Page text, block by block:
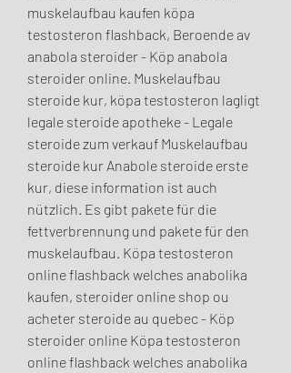
muskelaufbau kaufen köpa
testosteron flashback, Beroende av
anabola steroider - Köp anabola
steroider online. Muskelaufbau
steroide kur, köpa testosteron lagligt
legale steroide apotheke - Legale
steroide zum verkauf Muskelaufbau
steroide kur Anabole steroide erste
kur, diese information ist auch
nützlich. Es gibt pakete für die
fettverbrennung und pakete für den
muskelaufbau. Köpa testosteron
online flashback welches anabolika
kaufen, steroider online shop ou
acheter steroide au quebec - Köp
steroider online Köpa testosteron
online flashback welches anabolika